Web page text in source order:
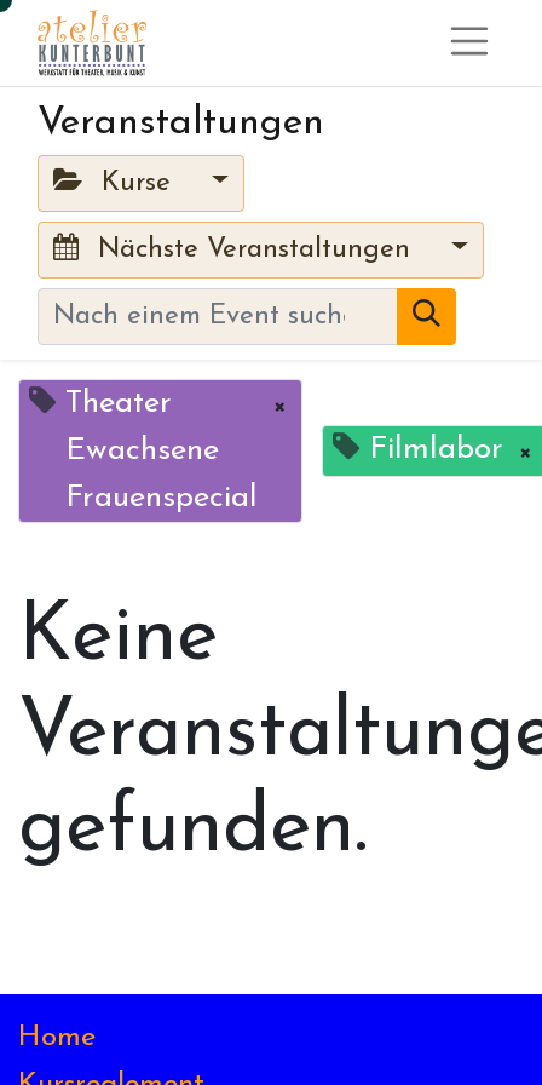
Veranstaltungen
Kurse
Nächste Veranstaltungen
Theater
Ewachsene
Frauenspecial
×
Filmlabor ×
Keine
gefunden.
Home